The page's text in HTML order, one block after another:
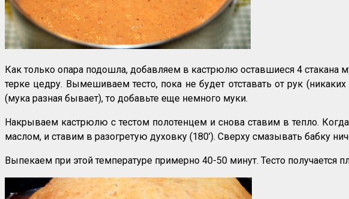
Как только опара подошла, добавляем в кастрюлю оставшиеся 4 стакана
терке цедру. Вымешиваем тесто, пока не будет отставать от рук
(мука разная бывает), то добавьте еще немного муки.
Накрываем кастрюлю с тестом полотенцем и снова ставим в тепло.
маслом, и ставим в разогретую духовку (180’). Сверху смазывать бабку
Выпекаем при этой температуре примерно 40-50 минут. Тесто получается